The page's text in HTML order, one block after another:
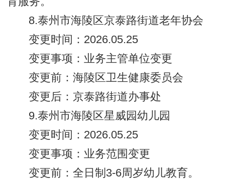
8.泰州市海陵区京泰路街道老年协会
变更时间：2026.05.25
变更事项：业务主管单位变更
变更前：海陵区卫生健康委员会
变更后：京泰路街道办事处
9.泰州市海陵区星威园幼儿园
变更时间：2026.05.25
变更事项：业务范围变更
变更前：全日制3-6周岁幼儿教育。